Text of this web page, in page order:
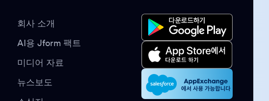
회사 소개
AI용 Jform 팩트
미디어 자료
뉴스보도